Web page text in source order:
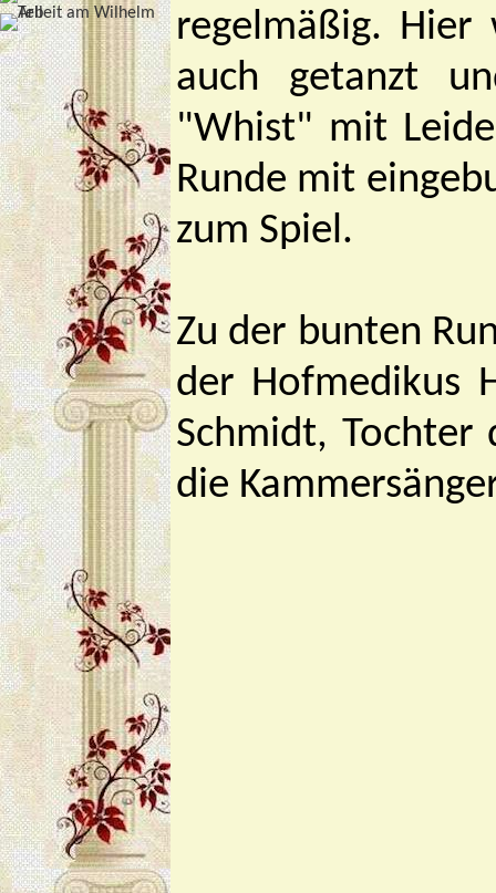
regelmäßig.
auch getanzt
"Whist" mit
Runde mit
zum Spiel.
Zu der bunten
der Hofmedikus
Schmidt, Tochter
die